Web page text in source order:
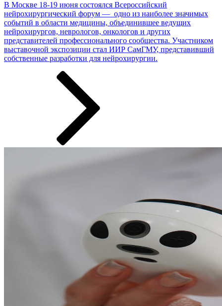
В Москве 18-19 июня состоялся Всероссийский
нейрохирургический форум — одно из наиболее значимых
событий в области медицины, объединившее ведущих
нейрохирургов, неврологов, онкологов и других
представителей профессионального сообщества. Участником
выставочной экспозиции стал ИИР СамГМУ, представивший
собственные разработки ­­­для нейрохирургии.